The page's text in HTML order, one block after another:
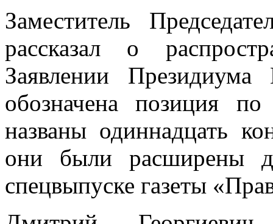
Заместитель
рассказал о
Заявлении
обозначена позиция
названы одиннадцать
они были расширены
спецвыпуске газеты